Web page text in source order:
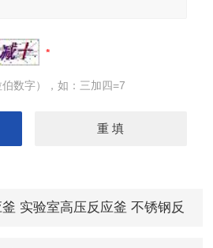
数字），如：三加四=7
实验室高压反应釜 不锈钢反